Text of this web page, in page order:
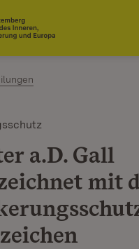
springen
a.D. Gall
mit